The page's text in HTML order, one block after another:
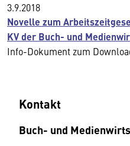
3.9.2018
Novelle zum
KV der Buch- und
Info-Dokument zum
Kontakt
Buch- und